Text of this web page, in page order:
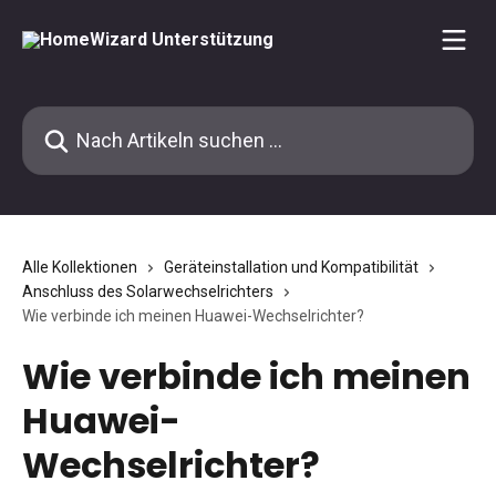
Nach Artikeln suchen …
Alle Kollektionen
Geräteinstallation und Kompatibilität
Anschluss des Solarwechselrichters
Wie verbinde ich meinen Huawei-Wechselrichter?
Wie verbinde ich meinen
Huawei-
Wechselrichter?